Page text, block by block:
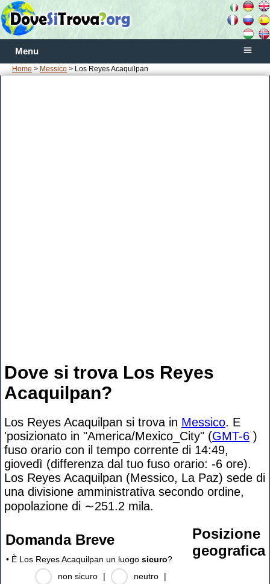
Menu
Home > Messico > Los Reyes Acaquilpan
Dove si trova Los Reyes
Acaquilpan?
Los Reyes Acaquilpan si trova in Messico. E
'posizionato in "America/Mexico_City" (GMT-6 )
fuso orario con il tempo corrente di 14:49,
giovedì (differenza dal tuo fuso orario: -6 ore).
Los Reyes Acaquilpan (Messico, La Paz) sede di
una divisione amministrativa secondo ordine,
popolazione di ∼251.2 mila.
Domanda Breve
• È Los Reyes Acaquilpan un luogo sicuro?
non sicuro
| neutro |
Posizione
geografica